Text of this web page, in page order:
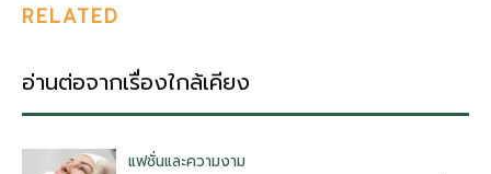
RELATED
อ่านต่อจากเรื่องใกล้เคียง
แฟชั่นและความงาม